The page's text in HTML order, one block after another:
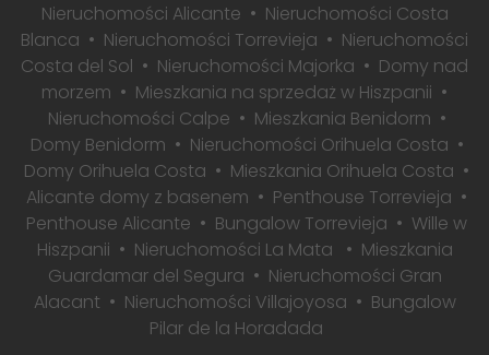
Nieruchomości Alicante
Nieruchomości Costa
Blanca
Nieruchomości Torrevieja
Nieruchomości
Costa del Sol
Nieruchomości Majorka
Domy nad
morzem
Mieszkania na sprzedaż w Hiszpanii
Nieruchomości Calpe
Mieszkania Benidorm
Domy Benidorm
Nieruchomości Orihuela Costa
Domy Orihuela Costa
Mieszkania Orihuela Costa
Alicante domy z basenem
Penthouse Torrevieja
Penthouse Alicante
Bungalow Torrevieja
Wille w
Hiszpanii
Nieruchomości La Mata
Mieszkania
Guardamar del Segura
Nieruchomości Gran
Alacant
Nieruchomości Villajoyosa
Bungalow
Pilar de la Horadada